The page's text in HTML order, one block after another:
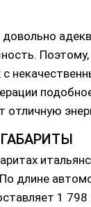
довольно
отличную
ГАБАРИТЫ
длине
1